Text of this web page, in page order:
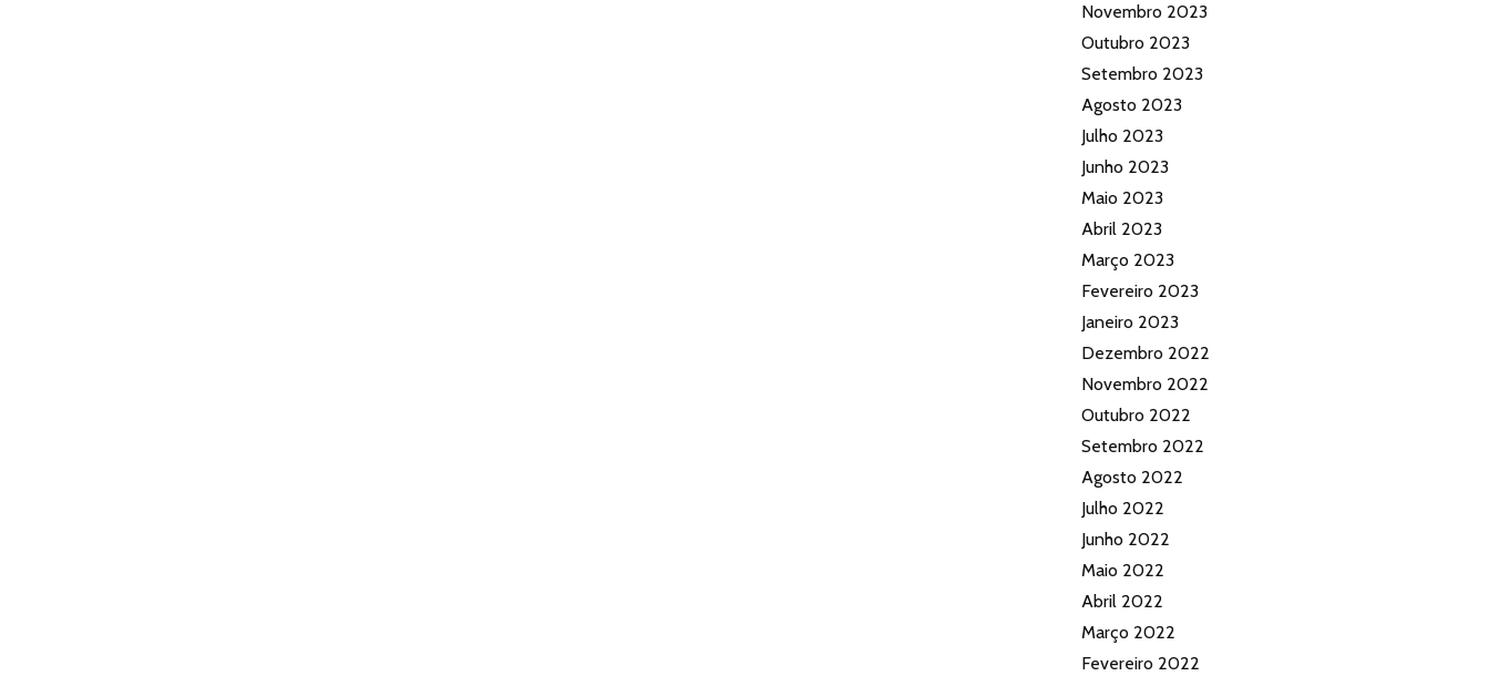
Novembro 2023
Outubro 2023
Setembro 2023
Agosto 2023
Julho 2023
Junho 2023
Maio 2023
Abril 2023
Março 2023
Fevereiro 2023
Janeiro 2023
Dezembro 2022
Novembro 2022
Outubro 2022
Setembro 2022
Agosto 2022
Julho 2022
Junho 2022
Maio 2022
Abril 2022
Março 2022
Fevereiro 2022